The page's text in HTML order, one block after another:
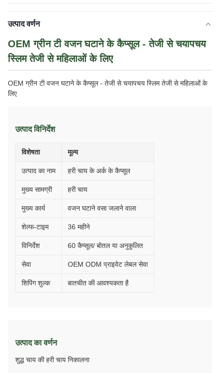
उत्पाद वर्णन
OEM ग्रीन टी वजन घटाने के कैप्सूल - तेजी से चयापचय
स्लिम तेजी से महिलाओं के लिए
OEM ग्रीन टी वजन घटाने के कैप्सूल - तेजी से चयापचय स्लिम तेजी से महिलाओं के
लिए
उत्पाद विनिर्देश
विशेषता मूल्य
उत्पाद का नाम हरी चाय के अर्क के कैप्सूल
मुख्य सामग्री हरी चाय
मुख्य कार्य वजन घटाने वसा जलाने वाला
शेल्फ-टाइम 36 महीने
विनिर्देश 60 कैप्सूल/ बोतल या अनुकूलित
सेवा OEM ODM प्राइवेट लेबल सेवा
शिपिंग शुल्क बातचीत की आवश्यकता है
उत्पाद का वर्णन
शुद्ध चाय की हरी चाय निकालना